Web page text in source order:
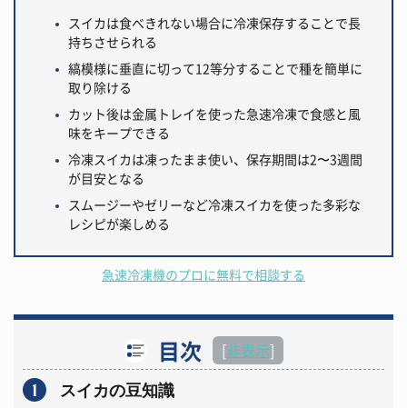
スイカは食べきれない場合に冷凍保存することで長
持ちさせられる
縞模様に垂直に切って12等分することで種を簡単に
取り除ける
カット後は金属トレイを使った急速冷凍で食感と風
味をキープできる
冷凍スイカは凍ったまま使い、保存期間は2〜3週間
が目安となる
スムージーやゼリーなど冷凍スイカを使った多彩な
レシピが楽しめる
急速冷凍機のプロに無料で相談する
目次 [非表示]
1 スイカの豆知識